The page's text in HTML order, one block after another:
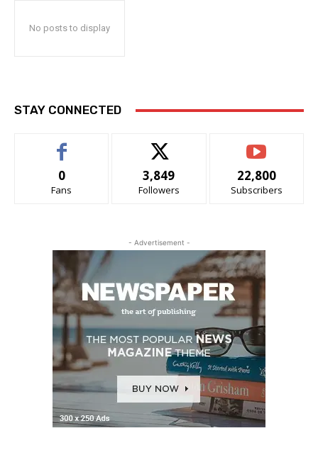
No posts to display
STAY CONNECTED
0
Fans
3,849
Followers
22,800
Subscribers
- Advertisement -